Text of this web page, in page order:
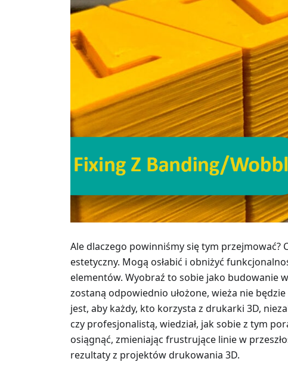
Ale dlaczego powinniśmy się tym przejmować?
estetyczny. Mogą osłabić i obniżyć
elementów. Wyobraź to sobie jako budowanie
zostaną odpowiednio ułożone, wieża nie
jest, aby każdy, kto korzysta z drukarki 3D,
czy profesjonalistą, wiedział, jak sobie z tym
osiągnąć, zmieniając frustrujące linie w
rezultaty z projektów drukowania 3D.